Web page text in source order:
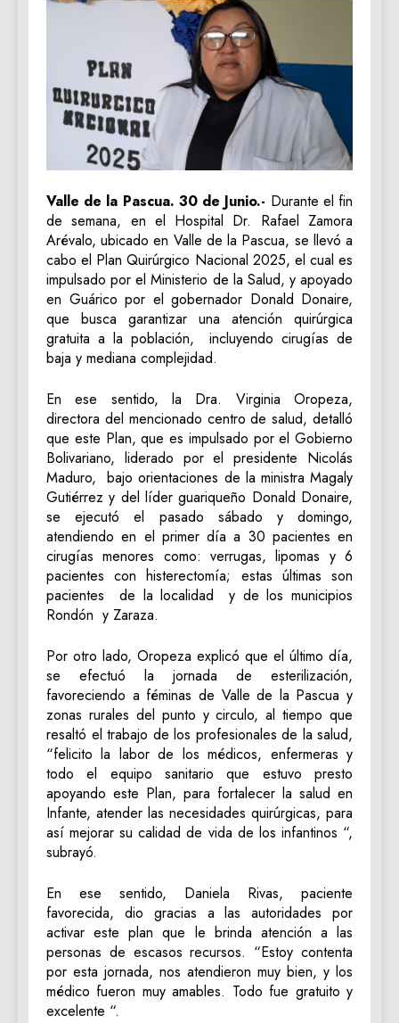
Valle de la Pascua. 30 de Junio.- Durante el fin
de semana, en el Hospital Dr. Rafael Zamora
Arévalo, ubicado en Valle de la Pascua, se llevó a
cabo el Plan Quirúrgico Nacional 2025, el cual es
impulsado por el Ministerio de la Salud, y apoyado
en Guárico por el gobernador Donald Donaire,
que busca garantizar una atención quirúrgica
gratuita a la población, incluyendo cirugías de
baja y mediana complejidad.
En ese sentido, la Dra. Virginia Oropeza,
directora del mencionado centro de salud, detalló
que este Plan, que es impulsado por el Gobierno
Bolivariano, liderado por el presidente Nicolás
Maduro, bajo orientaciones de la ministra Magaly
Gutiérrez y del líder guariqueño Donald Donaire,
se ejecutó el pasado sábado y domingo,
atendiendo en el primer día a 30 pacientes en
cirugías menores como: verrugas, lipomas y 6
pacientes con histerectomía; estas últimas son
pacientes de la localidad y de los municipios
Rondón y Zaraza.
Por otro lado, Oropeza explicó que el último día,
se efectuó la jornada de esterilización,
favoreciendo a féminas de Valle de la Pascua y
zonas rurales del punto y circulo, al tiempo que
resaltó el trabajo de los profesionales de la salud,
“felicito la labor de los médicos, enfermeras y
todo el equipo sanitario que estuvo presto
apoyando este Plan, para fortalecer la salud en
Infante, atender las necesidades quirúrgicas, para
así mejorar su calidad de vida de los infantinos “,
subrayó.
En ese sentido, Daniela Rivas, paciente
favorecida, dio gracias a las autoridades por
activar este plan que le brinda atención a las
personas de escasos recursos. “Estoy contenta
por esta jornada, nos atendieron muy bien, y los
médico fueron muy amables. Todo fue gratuito y
excelente “.